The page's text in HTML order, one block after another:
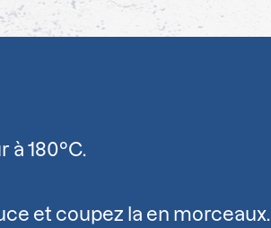
à 180°C.
et coupez la en morceaux.